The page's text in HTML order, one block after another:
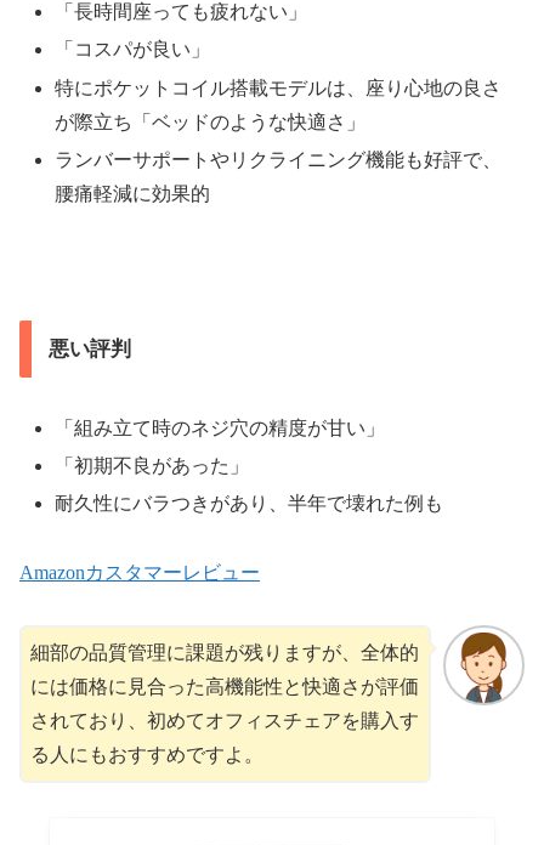
「長時間座っても疲れない」
「コスパが良い」
特にポケットコイル搭載モデルは、座り心地の良さ
が際立ち「ベッドのような快適さ」
ランバーサポートやリクライニング機能も好評で、
腰痛軽減に効果的
悪い評判
「組み立て時のネジ穴の精度が甘い」
「初期不良があった」
耐久性にバラつきがあり、半年で壊れた例も
Amazonカスタマーレビュー
細部の品質管理に課題が残りますが、全体的
には価格に見合った高機能性と快適さが評価
されており、初めてオフィスチェアを購入す
る人にもおすすめですよ。